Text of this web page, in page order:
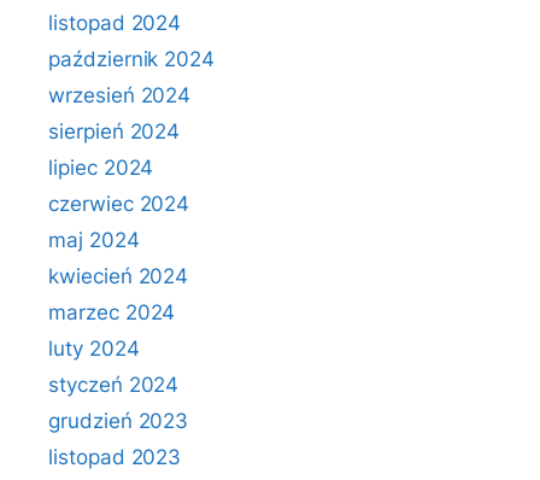
listopad 2024
październik 2024
wrzesień 2024
sierpień 2024
lipiec 2024
czerwiec 2024
maj 2024
kwiecień 2024
marzec 2024
luty 2024
styczeń 2024
grudzień 2023
listopad 2023